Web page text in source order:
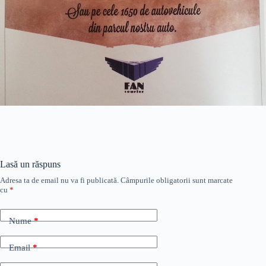
Lasă un răspuns
Adresa ta de email nu va fi publicată. Câmpurile obligatorii sunt marcate
cu *
Nume*
Email*